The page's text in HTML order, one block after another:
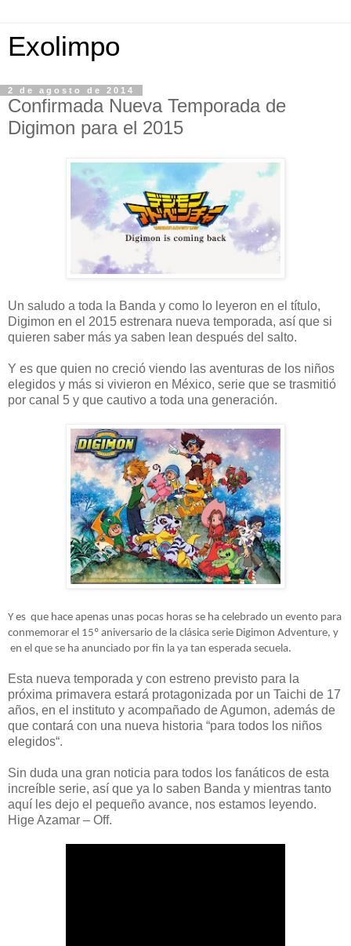
Exolimpo
2 de agosto de 2014
Confirmada Nueva Temporada de
Digimon para el 2015
Un saludo a toda la Banda y como lo leyeron en el título,
Digimon en el 2015 estrenara nueva temporada, así que si
quieren saber más ya saben lean después del salto.
Y es que quien no creció viendo las aventuras de los niños
elegidos y más si vivieron en México, serie que se trasmitió
por canal 5 y que cautivo a toda una generación.
Y es que hace apenas unas pocas horas se ha celebrado un evento para
conmemorar el 15º aniversario de la clásica serie Digimon Adventure, y
en el que se ha anunciado por fin la ya tan esperada secuela.
Esta nueva temporada y con estreno previsto para la
próxima primavera estará protagonizada por un Taichi de 17
años, en el instituto y acompañado de Agumon, además de
que contará con una nueva historia “para todos los niños
elegidos“.
Sin duda una gran noticia para todos los fanáticos de esta
increíble serie, así que ya lo saben Banda y mientras tanto
aquí les dejo el pequeño avance, nos estamos leyendo.
Hige Azamar – Off.